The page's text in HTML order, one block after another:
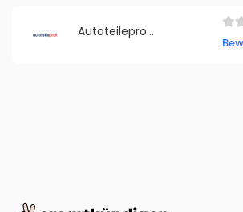
Autoteileprofi Deutschland